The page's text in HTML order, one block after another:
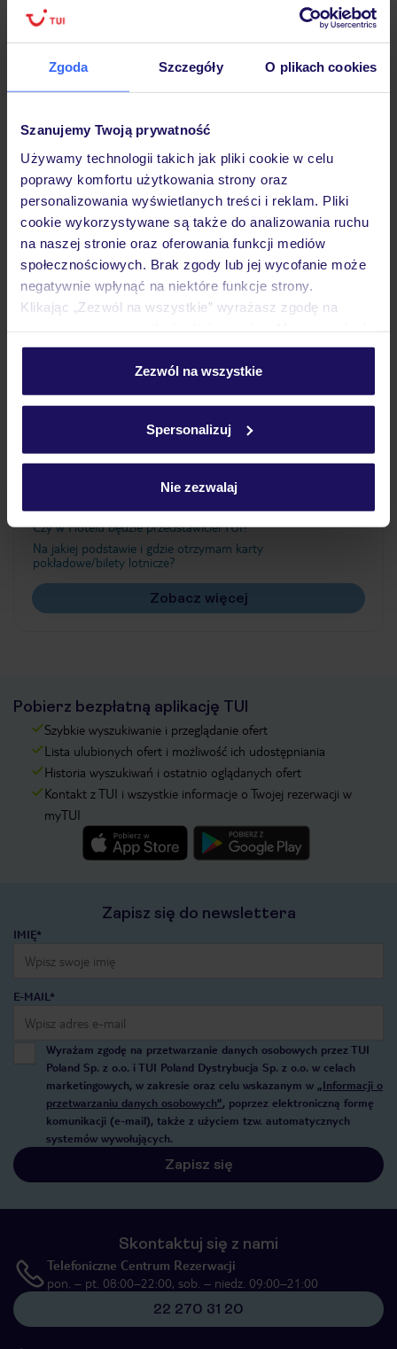
Zgoda Szczegóły O plikach cookies
Szanujemy Twoją prywatność
Używamy technologii takich jak pliki cookie w celu
poprawy komfortu użytkowania strony oraz
personalizowania wyświetlanych treści i reklam. Pliki
cookie wykorzystywane są także do analizowania ruchu
na naszej stronie oraz oferowania funkcji mediów
społecznościowych. Brak zgody lub jej wycofanie może
negatywnie wpłynąć na niektóre funkcje strony.
Klikając „Zezwól na wszystkie” wyrażasz zgodę na
personalizować swój wybór wchodząc w zakładkę
Szczegółowe informacje o plikach cookie znajdziesz
Zezwól na wszystkie
Spersonalizuj
Nie zezwalaj
Hotel
Opinie
Pokoje
Wyżywienie
Ważne informacje
Czy w Hotelu będzie przedstawiciel TUI?
Na jakiej podstawie i gdzie otrzymam karty
pokładowe/bilety lotnicze?
Zobacz więcej
Pobierz bezpłatną aplikację TUI
Szybkie wyszukiwanie i przeglądanie ofert
Lista ulubionych ofert i możliwość ich udostępniania
Historia wyszukiwań i ostatnio oglądanych ofert
Kontakt z TUI i wszystkie informacje o Twojej rezerwacji w
myTUI
Zapisz się do newslettera
IMIĘ*
E-MAIL*
Wyrażam zgodę na przetwarzanie danych osobowych przez TUI
Poland Sp. z o.o. i TUI Poland Dystrybucja Sp. z o.o. w celach
marketingowych, w zakresie oraz celu wskazanym w „Informacji o
przetwarzaniu danych osobowych”, poprzez elektroniczną formę
komunikacji (e-mail), także z użyciem tzw. automatycznych
systemów wywołujących.
Zapisz się
Skontaktuj się z nami
Telefoniczne Centrum Rezerwacji
pon. – pt. 08:00–22:00, sob. – niedz. 09:00–21:00
22 270 31 20